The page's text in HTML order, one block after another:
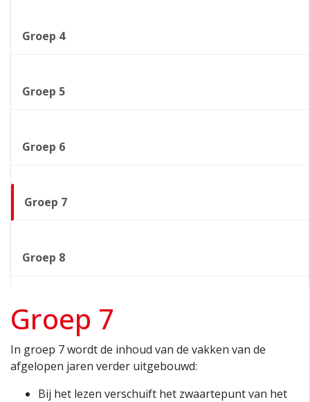
Groep 4
Groep 5
Groep 6
Groep 7
Groep 8
Groep 7
In groep 7 wordt de inhoud van de vakken van de
afgelopen jaren verder uitgebouwd:
Bij het lezen verschuift het zwaartepunt van het